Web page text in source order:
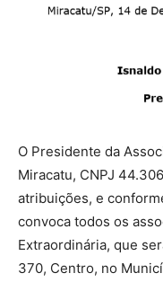
O Presidente da
Miracatu, CNPJ
atribuições, e
convoca todos os
Extraordinária, que
370, Centro, no